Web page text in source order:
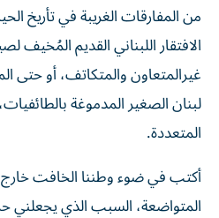
من المفارقات الغريبة في تأريخ
الافتقار اللبناني القديم المُخيف
غيرالمتعاون والمتكاتف، أو حتى
لبنان الصغير المدموغة
المتعددة.
أكتب في ضوء وطننا الخافت
المتواضعة، السبب الذي يجعلني